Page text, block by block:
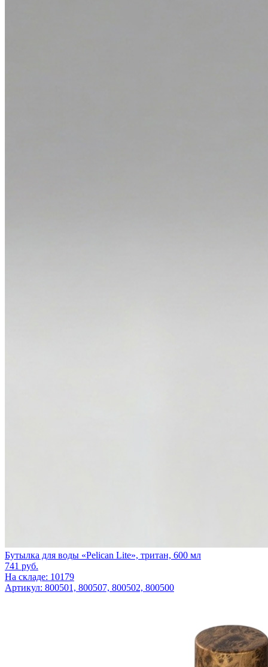
Бутылка для воды «Pelican Lite», тритан, 600 мл
741 руб.
На складе: 10179
Артикул: 800501, 800507, 800502, 800500